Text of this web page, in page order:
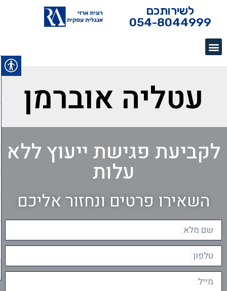
לשירותכם
054-8044999
עטליה אוברמן
לקביעת פגישת ייעוץ ללא
עלות
השאירו פרטים ונחזור אליכם